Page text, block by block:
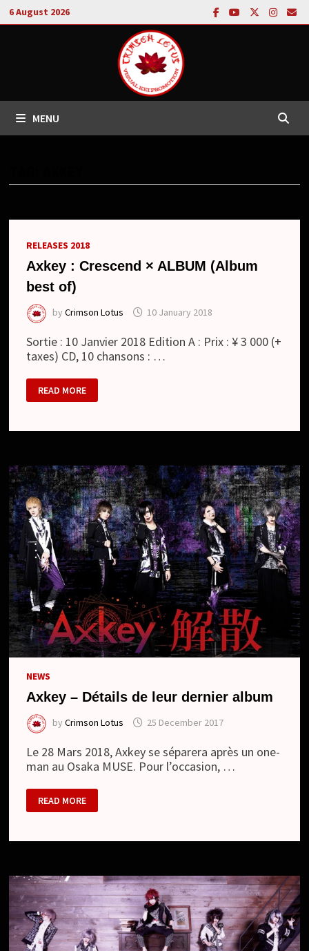
Skip
to
6 August 2026
MENU
RELEASES 2018
Axkey : Crescend × ALBUM (Album
best of)
byCrimson Lotus 10 January 2018
Sortie : 10 Janvier 2018 Edition A : Prix : ¥ 3 000 (+
taxes) CD, 10 chansons : …
AXKEY
:
CRESCEND
(ALBUM
READ MORE
NEWS
Axkey – Détails de leur dernier album
byCrimson Lotus 25 December 2017
Le 28 Mars 2018, Axkey se séparera après un one-
man au Osaka MUSE. Pour l’occasion, …
AXKEY
–
DÉTAILS
DERNIER
READ MORE